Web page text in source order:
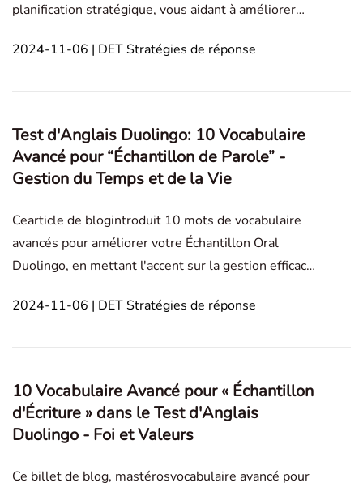
planification stratégique, vous aidant à améliorer
vos performances aux tests avec des exemples
2024-11-06 | DET Stratégies de réponse
Test d'Anglais Duolingo: 10 Vocabulaire
Avancé pour “Échantillon de Parole” -
Gestion du Temps et de la Vie
Cearticle de blogintroduit 10 mots de vocabulaire
avancés pour améliorer votre Échantillon Oral
Duolingo, en mettant l'accent sur la gestion efficace
planification stratégique pour une meilleure
2024-11-06 | DET Stratégies de réponse
10 Vocabulaire Avancé pour « Échantillon
d'Écriture » dans le Test d'Anglais
Duolingo - Foi et Valeurs
Ce billet de blog, mastérosvocabulaire avancé pour